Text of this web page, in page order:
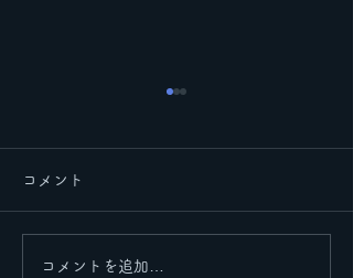
里帰りその２
コメント
コメントを追加…